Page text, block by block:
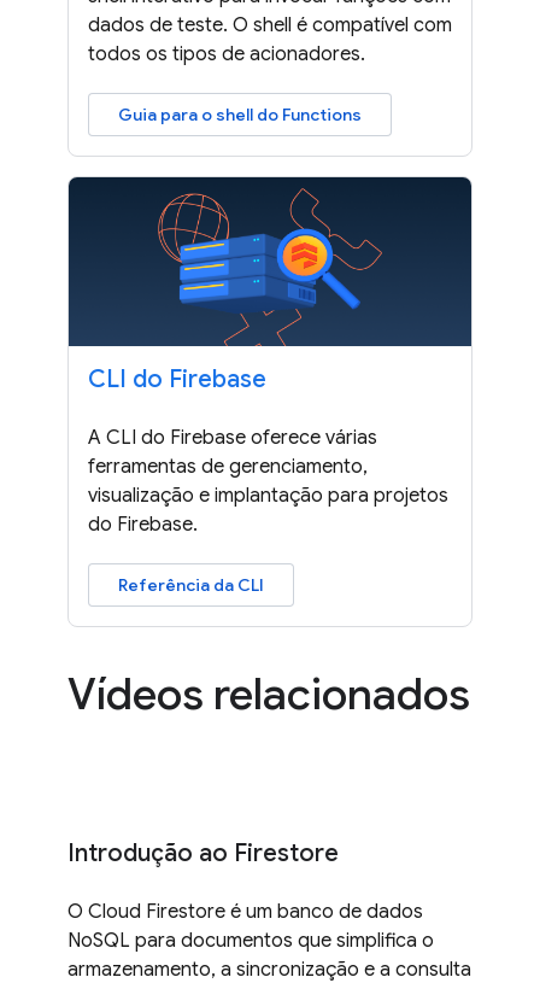
dados de teste. O shell é compatível com
todos os tipos de acionadores.
Guia para o shell do Functions
CLI do Firebase
A CLI do Firebase oferece várias
ferramentas de gerenciamento,
visualização e implantação para projetos
do Firebase.
Referência da CLI
Vídeos relacionados
Introdução ao Firestore
O Cloud Firestore é um banco de dados
NoSQL para documentos que simplifica o
armazenamento, a sincronização e a consulta